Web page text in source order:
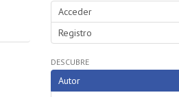
Acceder
Registro
DESCUBRE
Autor